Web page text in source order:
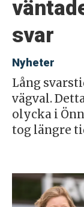
svar
Nyheter
Lång
vägval.
olycka i
tog längre